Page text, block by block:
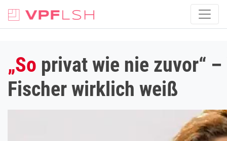
„So privat wie nie zuvor“
Fischer wirklich weiß